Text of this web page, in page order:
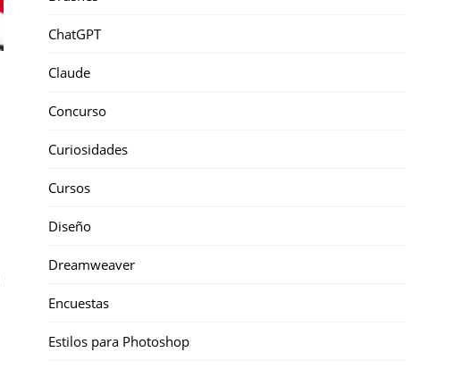
ChatGPT
Claude
Concurso
Curiosidades
Cursos
Diseño
Dreamweaver
Encuestas
Estilos para Photoshop